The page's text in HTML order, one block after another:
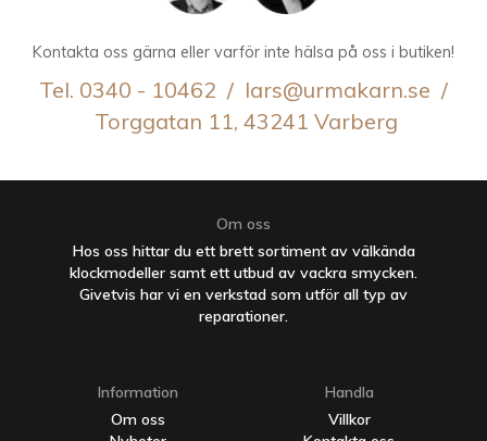
Kontakta oss gärna eller varför inte hälsa på oss i butiken!
Tel. 0340 - 10462 / lars@urmakarn.se /
Torggatan 11, 43241 Varberg
Om oss
Hos oss hittar du ett brett sortiment av välkända
klockmodeller samt ett utbud av vackra smycken.
Givetvis har vi en verkstad som utför all typ av
reparationer.
Information
Om oss
Handla
Villkor